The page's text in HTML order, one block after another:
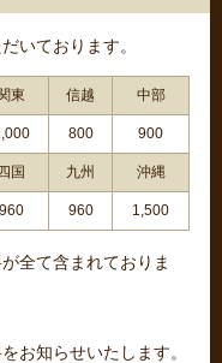
いております。
東 信越 中部
800 900
四国 九州 沖縄
960 960 1,500
全て含まれておりま
お知らせいたします。